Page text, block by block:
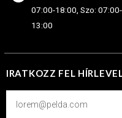
07:00-18:00, Szo: 07:00-
13:00
IRATKOZZ FEL